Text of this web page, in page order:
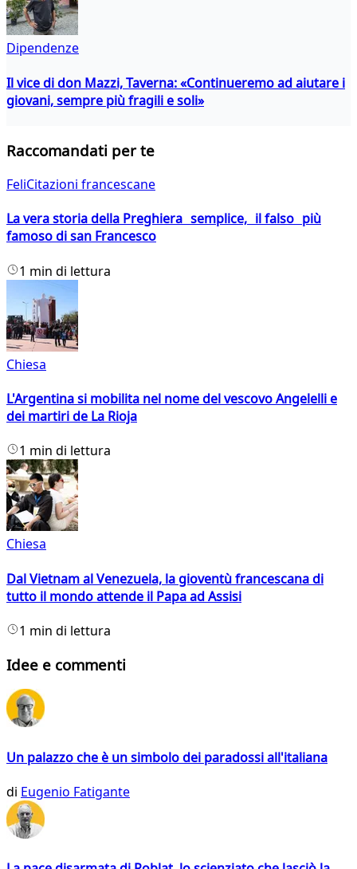
Dipendenze
Il vice di don Mazzi, Taverna: «Continueremo ad aiutare i
giovani, sempre più fragili e soli»
Raccomandati per te
FeliCitazioni francescane
La vera storia della Preghiera semplice, il falso più
famoso di san Francesco
1 min di lettura
Chiesa
L'Argentina si mobilita nel nome del vescovo Angelelli e
dei martiri de La Rioja
1 min di lettura
Chiesa
Dal Vietnam al Venezuela, la gioventù francescana di
tutto il mondo attende il Papa ad Assisi
1 min di lettura
Idee e commenti
Un palazzo che è un simbolo dei paradossi all'italiana
di Eugenio Fatigante